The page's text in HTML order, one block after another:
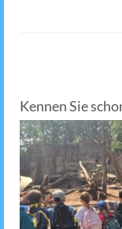
Kennen Sie